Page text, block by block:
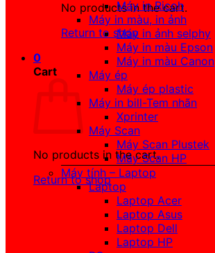
No products in the cart.
Return to shop
0
Cart
No products in the cart.
Return to shop
Máy in Ricoh
Máy in màu, in ảnh
Máy in ảnh selphy
Máy in màu Epson
Máy in màu Canon
Máy ép
Máy ép plastic
Máy in bill-Tem nhãn
Xprinter
Máy Scan
Máy Scan Plustek
Máy Scan HP
Máy tính – Laptop
Laptop
Laptop Acer
Laptop Asus
Laptop Dell
Laptop HP